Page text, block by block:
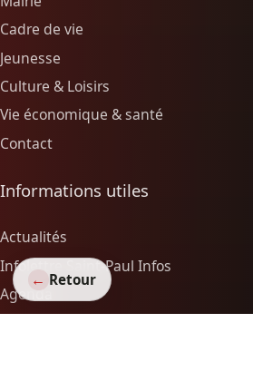
← Retour
Cadre de vie
Jeunesse
Culture & Loisirs
Vie économique & santé
Contact
Informations utiles
Actualités
Infolettre Saint-Paul Infos
Agenda